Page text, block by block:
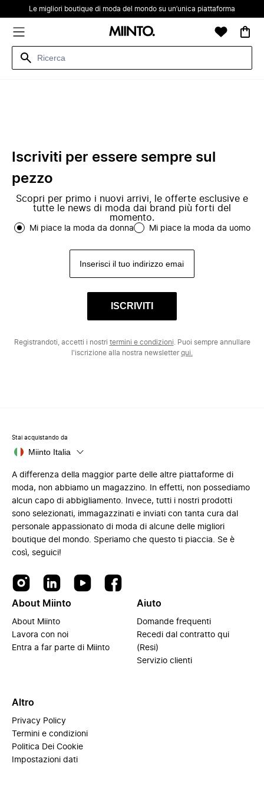
Le migliori boutique di moda del mondo su un’unica piattaforma
Iscriviti per essere sempre sul
pezzo
Scopri per primo i nuovi arrivi, le offerte esclusive e
tutte le news di moda dai brand più forti del
momento.
Mi piace la moda da donna Mi piace la moda da uomo
ISCRIVITI
Registrandoti, accetti i nostri termini e condizioni . Puoi sempre annullare
l'iscrizione alla nostra newsletterqui.
Stai acquistando da
Miinto Italia
A differenza della maggior parte delle altre piattaforme di
moda, non abbiamo un magazzino. In effetti, non possediamo
alcun capo di abbigliamento. Invece, tutti i nostri prodotti
sono selezionati, immagazzinati e inviati con tanta cura dal
personale appassionato di moda di alcune delle migliori
boutique del mondo. Speriamo che questo ti piaccia. Se è
così, seguici!
About Miinto
About Miinto
Lavora con noi
Entra a far parte di Miinto
Aiuto
Domande frequenti
Recedi dal contratto qui
(Resi)
Servizio clienti
Altro
Privacy Policy
Termini e condizioni
Politica Dei Cookie
Impostazioni dati